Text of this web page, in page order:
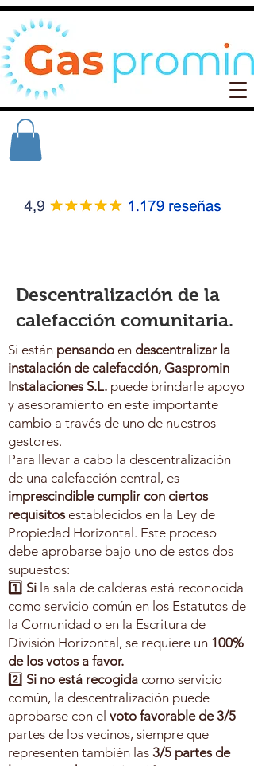
Descentralización de la
calefacción comunitaria.
Si están pensando en descentralizar la
instalación de calefacción, Gaspromin
Instalaciones S.L. puede brindarle apoyo
y asesoramiento en este importante
cambio a través de uno de nuestros
gestores.
Para llevar a cabo la descentralización
de una calefacción central, es
imprescindible cumplir con ciertos
requisitosestablecidos en la Ley de
Propiedad Horizontal. Este proceso
debe aprobarse bajo uno de estos dos
supuestos:
1️⃣ Si la sala de calderas está reconocida
como servicio común en los Estatutos de
la Comunidad o en la Escritura de
División Horizontal, se requiere un 100%
de los votos a favor.
2️⃣ Si no está recogida como servicio
común, la descentralización puede
aprobarse con el voto favorable de 3/5
partes de los vecinos, siempre que
representen también las 3/5 partes de